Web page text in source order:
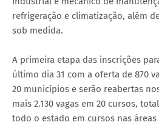
refrigeração e climatização, além
sob medida.
A primeira etapa das inscrições
último dia 31 com a oferta de 870
20 municípios e serão reabertas
mais 2.130 vagas em 20 cursos,
todo o estado em cursos nas